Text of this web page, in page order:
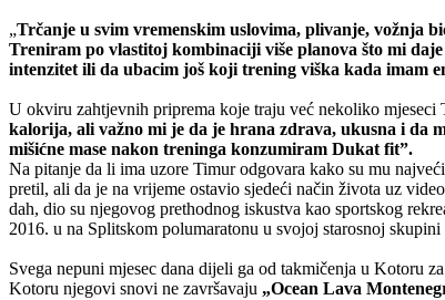
„Trčanje u svim vremenskim uslovima, plivanje, vožnja
Treniram po vlastitoj kombinaciji više planova što mi
intenzitet ili da ubacim još koji trening viška kada imam
U okviru zahtjevnih priprema koje traju već nekoliko mjeseci
kalorija, ali važno mi je da je hrana zdrava, ukusna i da
mišićne mase nakon treninga konzumiram Dukat fit”.
Na pitanje da li ima uzore Timur odgovara kako su mu
pretil, ali da je na vrijeme ostavio sjedeći način života uz
dah, dio su njegovog prethodnog iskustva kao sportskog
2016. u na Splitskom polumaratonu u svojoj starosnoj
Svega nepuni mjesec dana dijeli ga od takmičenja u Kotoru
Kotoru njegovi snovi ne završavaju „Ocean Lava